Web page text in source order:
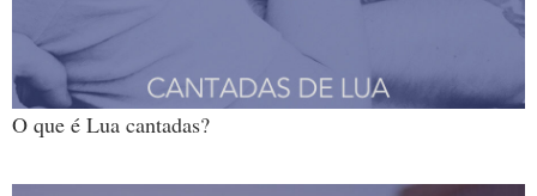
O que é Lua cantadas?